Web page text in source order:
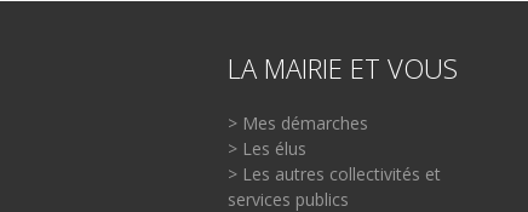
LA MAIRIE ET VOUS
> Mes démarches
> Les élus
> Les autres collectivités et
services publics